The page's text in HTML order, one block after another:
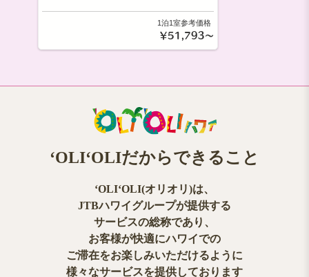
1泊1室参考価格
￥51,793～
ʻOLIʻOLIだからできること
ʻOLIʻOLI(オリオリ)は、
JTBハワイグループが提供する
サービスの総称であり、
お客様が快適にハワイでの
ご滞在をお楽しみいただけるように
様々なサービスを提供しております